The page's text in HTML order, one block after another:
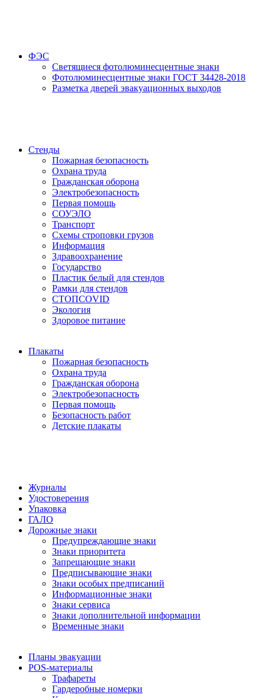
ФЭС
Светящиеся фотолюминесцентные знаки
Фотолюминесцентные знаки ГОСТ 34428-2018
Разметка дверей эвакуационных выходов
Стенды
Пожарная безопасность
Охрана труда
Гражданская оборона
Электробезопасность
Первая помощь
СОУЭЛО
Транспорт
Схемы строповки грузов
Информация
Здравоохранение
Государство
Пластик белый для стендов
Рамки для стендов
СТОПCOVID
Экология
Здоровое питание
Плакаты
Пожарная безопасность
Охрана труда
Гражданская оборона
Электробезопасность
Первая помощь
Безопасность работ
Детские плакаты
Журналы
Удостоверения
Упаковка
ГАЛО
Дорожные знаки
Предупреждающие знаки
Знаки приоритета
Запрещающие знаки
Предписывающие знаки
Знаки особых предписаний
Информационные знаки
Знаки сервиса
Знаки дополнительной информации
Временные знаки
Планы эвакуации
POS-материалы
Трафареты
Гардеробные номерки